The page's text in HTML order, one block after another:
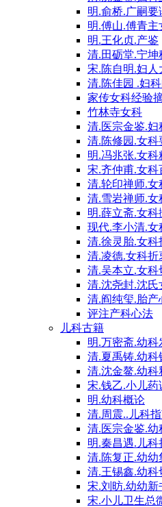
明.俞桥.广嗣要
明.傅山.傅青主
明.王化贞.产鉴
清.田砺堂.宁坤
宋.陈自明.妇人
清.陈佳园 .妇
家传女科经验
竹林寺女科
清.医宗金鉴.妇
清.陈修园.女科
明.冯兆张.女科
宋.齐仲甫.女科
清.轮印禅师.女
清.雪岩禅师.女
明.薛立斋.女科
现代.李小清.女
清.徐灵胎.女科
清.凌德.女科折
清.吴本立.女科
清.沈尧封.沈氏
清.阎纯玺.胎产
评注产科心法
儿科古籍
明.万密斋.幼科
清.夏禹铸.幼科
清.沈金鳌.幼科
宋.钱乙.小儿药
明.幼科概论
清.周震..儿科
清.医宗金鉴.幼
明.秦昌遇.儿科
清.陈复正.幼幼
清.王锡鑫.幼科
宋.刘昉.幼幼新
宋.小儿卫生总